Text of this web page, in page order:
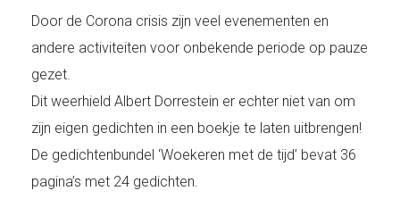
Door de Corona crisis zijn veel evenementen en
andere activiteiten voor onbekende periode op pauze
gezet.
Dit weerhield Albert Dorrestein er echter niet van om
zijn eigen gedichten in een boekje te laten uitbrengen!
De gedichtenbundel ‘Woekeren met de tijd’ bevat 36
pagina’s met 24 gedichten.